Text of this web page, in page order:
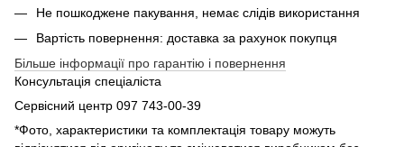
Не пошкоджене пакування, немає слідів використання
Вартість повернення: доставка за рахунок покупця
Більше інформації про гарантію і повернення
Консультація спеціаліста
Сервісний центр 097 743-00-39
*Фото, характеристики та комплектація товару можуть